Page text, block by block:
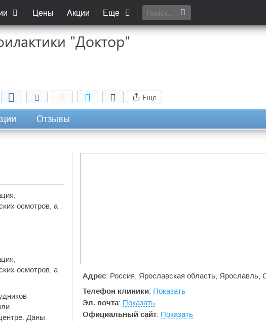
Цены Акции Еще
"Доктор"
Еще
Отзывы
Адрес: Россия, Ярославская область, Ярославль,
Телефон клиники: Показать
Эл. почта: Показать
Официальный сайт: Показать
осмотров, а
осмотров, а
Даны